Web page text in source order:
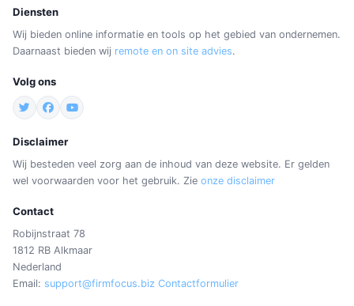
Diensten
Wij bieden online informatie en tools op het gebied van ondernemen.
Daarnaast bieden wij remote en on site advies.
Volg ons
Disclaimer
Wij besteden veel zorg aan de inhoud van deze website. Er gelden
wel voorwaarden voor het gebruik. Zie onze disclaimer
Contact
Robijnstraat 78
1812 RB Alkmaar
Nederland
Email: support@firmfocus.biz Contactformulier